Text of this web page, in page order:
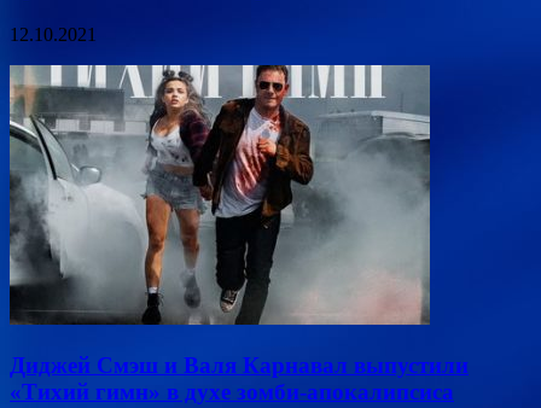
12.10.2021
Диджей Смэш и Валя Карнавал выпустили
«Тихий гимн» в духе зомби-апокалипсиса